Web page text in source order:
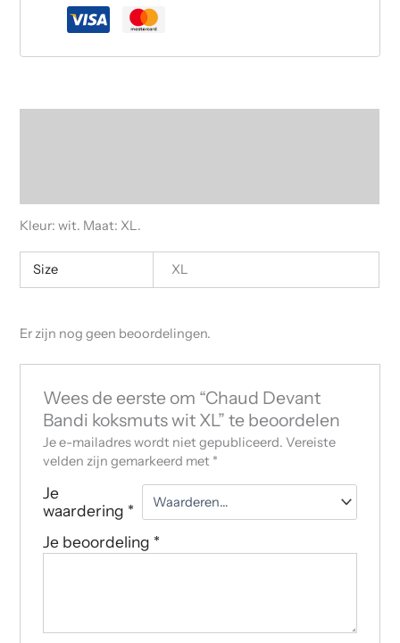
Kleur: wit. Maat: XL.
Size XL
Er zijn nog geen beoordelingen.
Wees de eerste om “Chaud Devant
Bandi koksmuts wit XL” te beoordelen
Je e-mailadres wordt niet gepubliceerd. Vereiste
velden zijn gemarkeerd met *
Je
waardering *
Je beoordeling *